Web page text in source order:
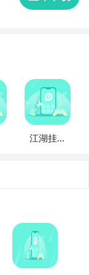
江湖挂机